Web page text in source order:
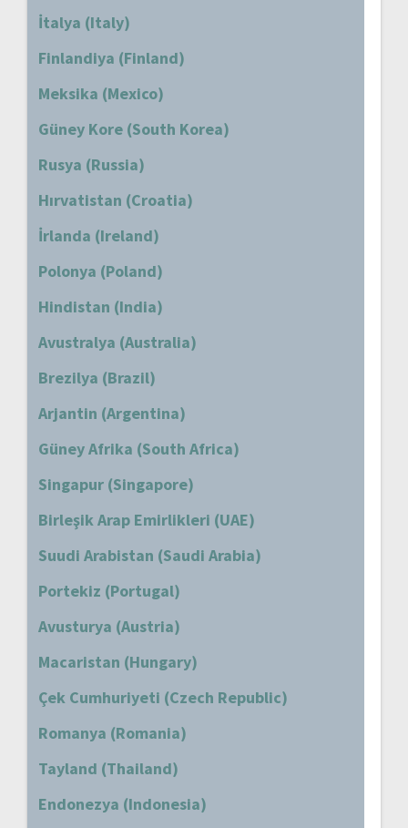
İtalya (Italy)
Finlandiya (Finland)
Meksika (Mexico)
Güney Kore (South Korea)
Rusya (Russia)
Hırvatistan (Croatia)
İrlanda (Ireland)
Polonya (Poland)
Hindistan (India)
Avustralya (Australia)
Brezilya (Brazil)
Arjantin (Argentina)
Güney Afrika (South Africa)
Singapur (Singapore)
Birleşik Arap Emirlikleri (UAE)
Suudi Arabistan (Saudi Arabia)
Portekiz (Portugal)
Avusturya (Austria)
Macaristan (Hungary)
Çek Cumhuriyeti (Czech Republic)
Romanya (Romania)
Tayland (Thailand)
Endonezya (Indonesia)